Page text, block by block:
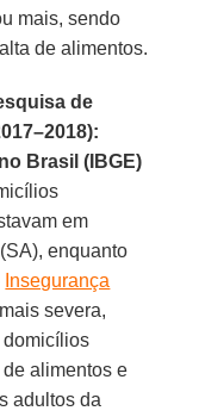
mais, sendo
de alimentos.
de
Brasil (IBGE)
em
(SA), enquanto
Insegurança
severa,
domicílios
alimentos e
adultos da